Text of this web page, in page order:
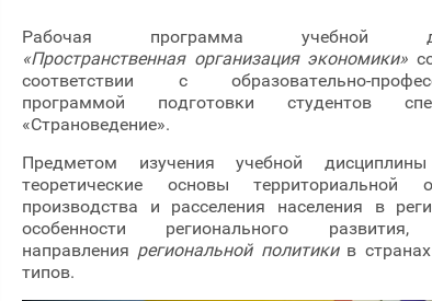
Рабочая программа учебной
«Пространственная организация экономики»
соответствии с образовательно-
программой подготовки студентов
«Страноведение».
Предметом изучения учебной
теоретические основы территориальной
производства и расселения населения в
особенности регионального развития,
направления региональной политикив
типов.